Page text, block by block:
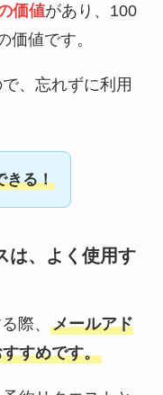
価値があり、100
価値です。
、忘れずに利用
きる！
は、よく使用す
際、 メールアド
すめです。